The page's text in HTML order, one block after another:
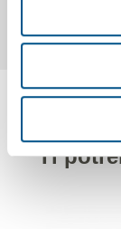
dritto e top in
Ti